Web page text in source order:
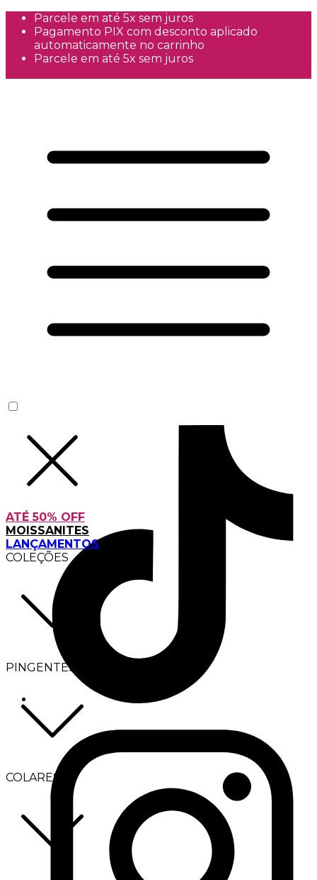
Parcele em até 5x sem juros
Pagamento PIX com desconto aplicado
automaticamente no carrinho
Parcele em até 5x sem juros
ATÉ 50% OFF
MOISSANITES
LANÇAMENTOS
COLEÇÕES
PINGENTES
COLARES